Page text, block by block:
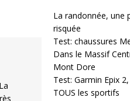
La randonnée, une
risquée
Test: chaussures
Dans le Massif
Mont Dore
Test: Garmin Epix
TOUS les sportifs